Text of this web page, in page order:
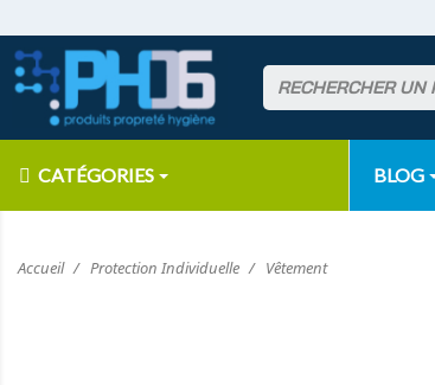
CATÉGORIES BLOG
Accueil Protection Individuelle Vêtement